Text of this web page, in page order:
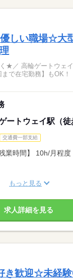
しい職場☆大
ビルが勤務
ートウェイ駅（徒
交通費一部支給
業時間】 10h/月程度
もっと見る
求人詳細を見る
き歓迎☆未経